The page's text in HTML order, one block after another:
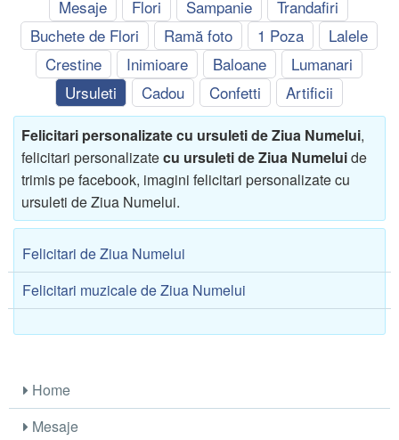
Mesaje Flori Sampanie
Trandafiri
Buchete de Flori
Ramă foto 1 Poza
Lalele
Crestine
Inimioare Baloane
Lumanari
Ursuleti
Cadou Confetti Artificii
Felicitari personalizate cu ursuleti de Ziua Numelui,
felicitari personalizatecu ursuleti de Ziua Numeluide
trimis pe facebook, imagini felicitari personalizate cu
ursuleti de Ziua Numelui.
Felicitari de Ziua Numelui
Felicitari muzicale de Ziua Numelui
Home
Mesaje